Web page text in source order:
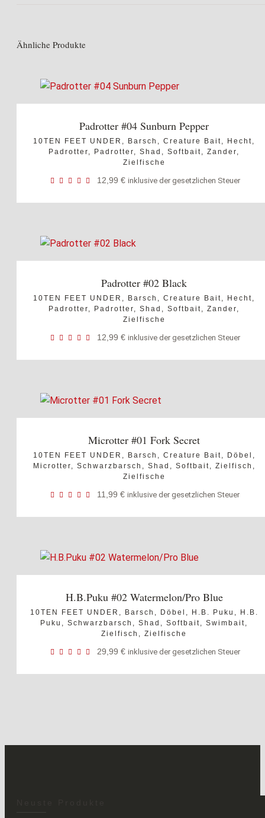
Ähnliche Produkte
Padrotter #04 Sunburn Pepper
10TEN FEET UNDER Barsch ,Creature Bait Hecht
Padrotter
Padrotter ,Shad ,Softbait ,Zander
Zielfische
12,99 € inklusive der gesetzlichen Steuer
Padrotter #02 Black
10TEN FEET UNDER Barsch ,Creature Bait Hecht
Padrotter
Padrotter ,Shad ,Softbait ,Zander
Zielfische
12,99 € inklusive der gesetzlichen Steuer
Microtter #01 Fork Secret
10TEN FEET UNDER Barsch Creature Bait Döbel
Microtter
Schwarzbarsch Shad Softbait Zielfisch
Zielfische
11,99 € inklusive der gesetzlichen Steuer
H.B.Puku #02 Watermelon/Pro Blue
10TEN FEET UNDER Barsch Döbel H.B. Puku
H.B.
Puku
,Schwarzbarsch ,Shad ,Softbait ,Swimbait
Zielfisch
,Zielfische
29,99 € inklusive der gesetzlichen Steuer